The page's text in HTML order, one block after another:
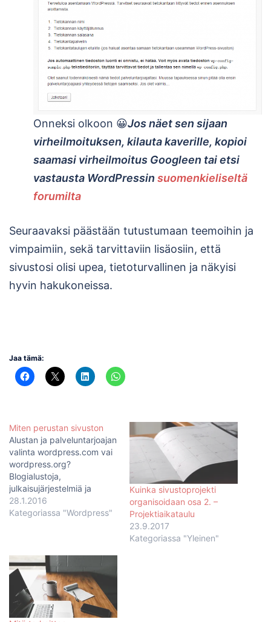
Onneksi olkoon 😀Jos näet sen sijaan
virheilmoituksen, kilauta kaverille, kopioi
saamasi virheilmoitus Googleen tai etsi
vastausta WordPressin suomenkieliseltä
forumilta
Seuraavaksi päästään tutustumaan teemoihin ja
vimpaimiin, sekä tarvittaviin lisäosiin, että
sivustosi olisi upea, tietoturvallinen ja näkyisi
hyvin hakukoneissa.
Jaa tämä:
Miten perustan sivuston
Alustan ja palveluntarjoajan
valinta wordpress.com vai
wordpress.org?
Blogialustoja,
julkaisujärjestelmiä ja
kotisivukoneita on
monenlaisia ja niihin voi
mukaisesti Wordpressiin,
joten alustan valinta on jo
etukäteen mietitty ;-)
WordPresskin voi tarkoittaa
kahta eri asiaa -
28.1.2016
Kategoriassa "Wordpress"
Kuinka sivustoprojekti
organisoidaan osa 2. –
Projektiaikataulu
23.9.2017
Kategoriassa "Yleinen"